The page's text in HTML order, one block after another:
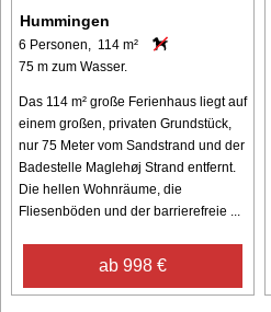
Hummingen
6 Personen, 114 m²
75 m zum Wasser.
Das 114 m² große Ferienhaus liegt auf
einem großen, privaten Grundstück,
nur 75 Meter vom Sandstrand und der
Badestelle Maglehøj Strand entfernt.
Die hellen Wohnräume, die
Fliesenböden und der barrierefreie ...
ab 998 €